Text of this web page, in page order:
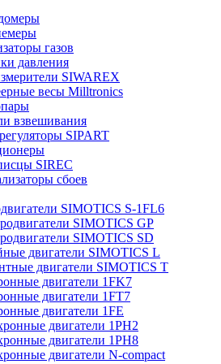
газов
давления
SIWAREX
весы Milltronics
взвешивания
SIPART
SIREC
сбоев
SIMOTICS S-1FL6
SIMOTICS GP
SIMOTICS SD
двигатели SIMOTICS L
двигатели SIMOTICS T
двигатели 1FK7
двигатели 1FT7
двигатели 1FE
двигатели 1PH2
двигатели 1PH8
двигатели N-compact